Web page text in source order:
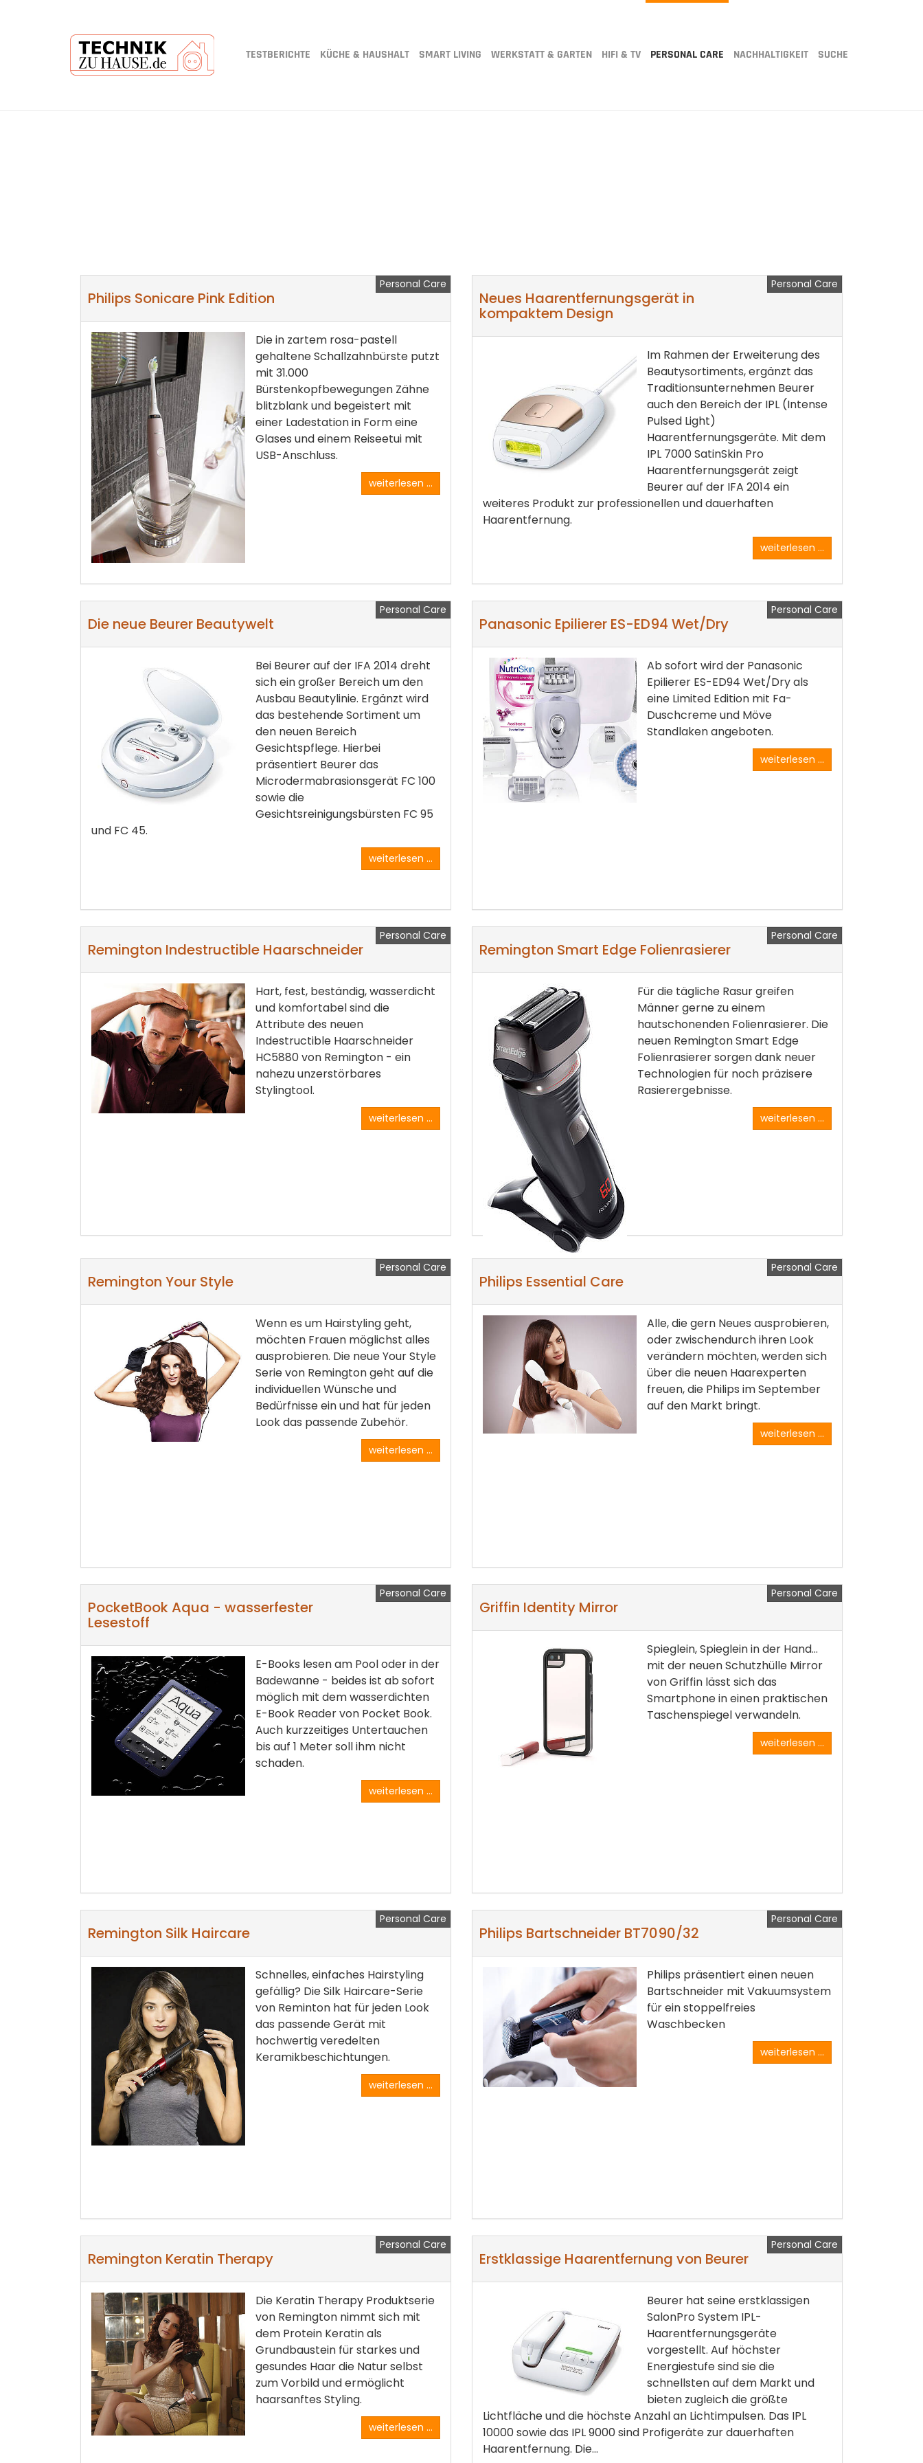
TESTBERICHTE KÜCHE & HAUSHALT SMART LIVING WERKSTATT & GARTEN HIFI & TV PERSONAL CARE NACHHALTIGKEIT SUCHE
Personal Care
Philips Sonicare Pink Edition
Die in zartem rosa-pastell
gehaltene Schallzahnbürste putzt
mit 31.000
Bürstenkopfbewegungen Zähne
blitzblank und begeistert mit
einer Ladestation in Form eine
Glases und einem Reiseetui mit
USB-Anschluss.
weiterlesen ...
Personal Care
Neues Haarentfernungsgerät in
kompaktem Design
Im Rahmen der Erweiterung des
Beautysortiments, ergänzt das
Traditionsunternehmen Beurer
auch den Bereich der IPL (Intense
Pulsed Light)
Haarentfernungsgeräte. Mit dem
IPL 7000 SatinSkin Pro
Haarentfernungsgerät zeigt
Beurer auf der IFA 2014 ein
weiteres Produkt zur professionellen und dauerhaften
Haarentfernung.
weiterlesen ...
Personal Care
Die neue Beurer Beautywelt
Bei Beurer auf der IFA 2014 dreht
sich ein großer Bereich um den
Ausbau Beautylinie. Ergänzt wird
das bestehende Sortiment um
den neuen Bereich
Gesichtspflege. Hierbei
präsentiert Beurer das
Microdermabrasionsgerät FC 100
sowie die
Gesichtsreinigungsbürsten FC 95
und FC 45.
weiterlesen ...
Personal Care
Panasonic Epilierer ES-ED94 Wet/Dry
Ab sofort wird der Panasonic
Epilierer ES-ED94 Wet/Dry als
eine Limited Edition mit Fa-
Duschcreme und Möve
Standlaken angeboten.
weiterlesen ...
Personal Care
Remington Indestructible Haarschneider
Hart, fest, beständig, wasserdicht
und komfortabel sind die
Attribute des neuen
Indestructible Haarschneider
HC5880 von Remington - ein
nahezu unzerstörbares
Stylingtool.
weiterlesen ...
Personal Care
Remington Smart Edge Folienrasierer
Für die tägliche Rasur greifen
Männer gerne zu einem
hautschonenden Folienrasierer. Die
neuen Remington Smart Edge
Folienrasierer sorgen dank neuer
Technologien für noch präzisere
Rasierergebnisse.
weiterlesen ...
Personal Care
Remington Your Style
Wenn es um Hairstyling geht,
möchten Frauen möglichst alles
ausprobieren. Die neue Your Style
Serie von Remington geht auf die
individuellen Wünsche und
Bedürfnisse ein und hat für jeden
Look das passende Zubehör.
weiterlesen ...
Personal Care
Philips Essential Care
Alle, die gern Neues ausprobieren,
oder zwischendurch ihren Look
verändern möchten, werden sich
über die neuen Haarexperten
freuen, die Philips im September
auf den Markt bringt.
weiterlesen ...
Personal Care
PocketBook Aqua - wasserfester
Lesestoff
E-Books lesen am Pool oder in der
Badewanne - beides ist ab sofort
möglich mit dem wasserdichten
E-Book Reader von Pocket Book.
Auch kurzzeitiges Untertauchen
bis auf 1 Meter soll ihm nicht
schaden.
weiterlesen ...
Personal Care
Griffin Identity Mirror
Spieglein, Spieglein in der Hand…
mit der neuen Schutzhülle Mirror
von Griffin lässt sich das
Smartphone in einen praktischen
Taschenspiegel verwandeln.
weiterlesen ...
Personal Care
Remington Silk Haircare
Schnelles, einfaches Hairstyling
gefällig? Die Silk Haircare-Serie
von Reminton hat für jeden Look
das passende Gerät mit
hochwertig veredelten
Keramikbeschichtungen.
weiterlesen ...
Personal Care
Philips Bartschneider BT7090/32
Philips präsentiert einen neuen
Bartschneider mit Vakuumsystem
für ein stoppelfreies
Waschbecken
weiterlesen ...
Personal Care
Remington Keratin Therapy
Die Keratin Therapy Produktserie
von Remington nimmt sich mit
dem Protein Keratin als
Grundbaustein für starkes und
gesundes Haar die Natur selbst
zum Vorbild und ermöglicht
haarsanftes Styling.
weiterlesen ...
Personal Care
Erstklassige Haarentfernung von Beurer
Beurer hat seine erstklassigen
SalonPro System IPL-
Haarentfernungsgeräte
vorgestellt. Auf höchster
Energiestufe sind sie die
schnellsten auf dem Markt und
bieten zugleich die größte
Lichtfläche und die höchste Anzahl an Lichtimpulsen. Das IPL
10000 sowie das IPL 9000 sind Profigeräte zur dauerhaften
Haarentfernung. Die...